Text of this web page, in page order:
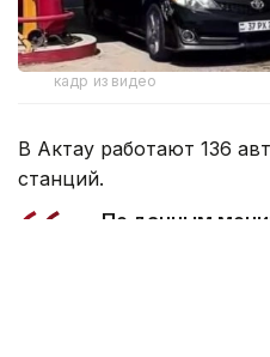
кадр из видео
В Актау работают 136
станций.
— По данным